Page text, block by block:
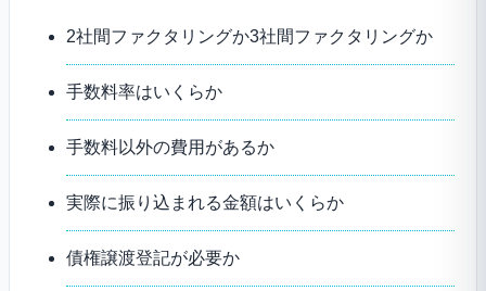
2社間ファクタリングか3社間ファクタリングか
手数料率はいくらか
手数料以外の費用があるか
実際に振り込まれる金額はいくらか
債権譲渡登記が必要か